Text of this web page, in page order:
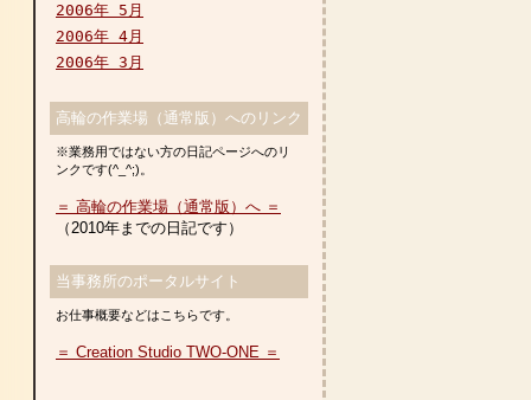
2006年 5月
2006年 4月
2006年 3月
高輪の作業場（通常版）へのリンク
※業務用ではない方の日記ページへのリ
ンクです(^_^;)。
＝ 高輪の作業場（通常版）へ ＝
（2010年までの日記です）
当事務所のポータルサイト
お仕事概要などはこちらです。
＝ Creation Studio TWO-ONE ＝